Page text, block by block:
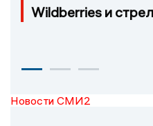
Wildberries и
Новости СМИ2